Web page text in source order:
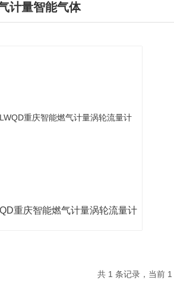
计量智能气体
重庆智能燃气计量涡轮流量计
共 1 条记录，当前